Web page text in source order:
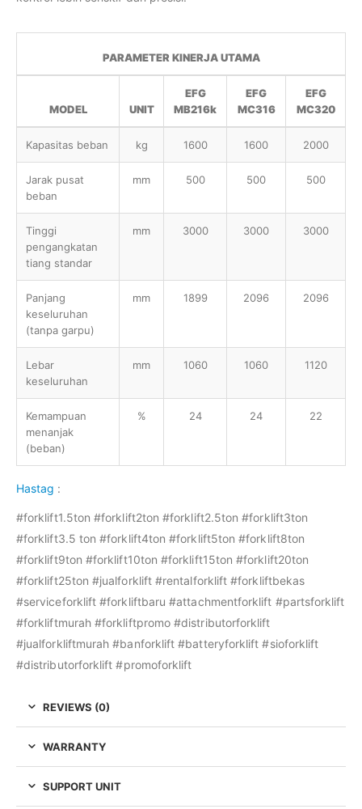
PARAMETER KINERJA UTAMA
MODEL UNIT
EFG
MB216k
EFG
MC316
EFG
MC320
Kapasitas beban kg 1600 1600 2000
Jarak pusat
beban
mm 500 500 500
Tinggi
pengangkatan
tiang standar
mm 3000 3000 3000
Panjang
keseluruhan
(tanpa garpu)
mm 1899 2096 2096
Lebar
keseluruhan
mm 1060 1060 1120
Kemampuan
menanjak
(beban)
% 24 24 22
Hastag :
#forklift1.5ton #forklift2ton #forklift2.5ton #forklift3ton
#forklift3.5 ton #forklift4ton #forklift5ton #forklift8ton
#forklift9ton #forklift10ton #forklift15ton #forklift20ton
#forklift25ton #jualforklift #rentalforklift #forkliftbekas
#serviceforklift #forkliftbaru #attachmentforklift #partsforklift
#forkliftmurah #forkliftpromo #distributorforklift
#jualforkliftmurah #banforklift #batteryforklift #sioforklift
#distributorforklift #promoforklift
REVIEWS (0)
WARRANTY
SUPPORT UNIT